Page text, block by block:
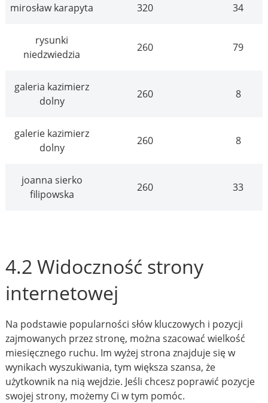
mirosław karapyta 320 34
rysunki
niedzwiedzia
260 79
galeria kazimierz
dolny
260 8
galerie kazimierz
dolny
260 8
joanna sierko
filipowska
260 33
4.2 Widoczność strony
internetowej
Na podstawie popularności słów kluczowych i pozycji
zajmowanych przez stronę, można szacować wielkość
miesięcznego ruchu. Im wyżej strona znajduje się w
wynikach wyszukiwania, tym większa szansa, że
użytkownik na nią wejdzie. Jeśli chcesz poprawić pozycje
swojej strony, możemy Ci w tym pomóc.